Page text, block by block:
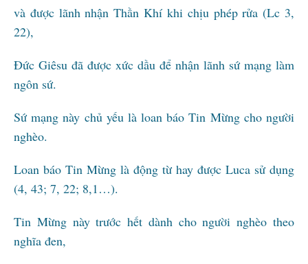
và được lãnh nhận Thần Khí khi chịu phép rửa (Lc 3,
22),
Đức Giêsu đã được xức dầu để nhận lãnh sứ mạng làm
ngôn sứ.
Sứ mạng này chủ yếu là loan báo Tin Mừng cho người
nghèo.
Loan báo Tin Mừng là động từ hay được Luca sử dụng
(4, 43; 7, 22; 8,1…).
Tin Mừng này trước hết dành cho người nghèo theo
nghĩa đen,